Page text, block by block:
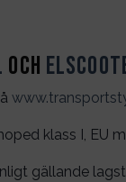
och
klass I, EU
gällande